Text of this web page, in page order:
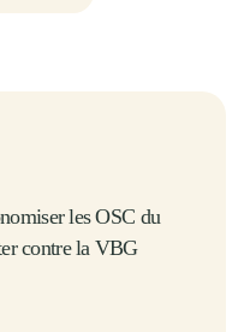
les OSC du
contre la VBG